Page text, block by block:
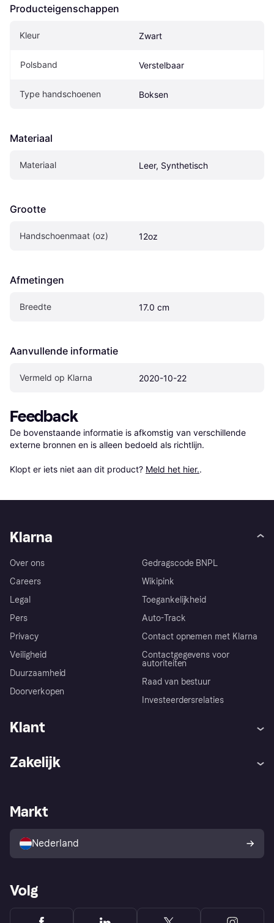
Producteigenschappen
Kleur Zwart
Polsband Verstelbaar
Type handschoenen Boksen
Materiaal
Materiaal Leer, Synthetisch
Grootte
Handschoenmaat (oz) 12oz
Afmetingen
Breedte 17.0 cm
Aanvullende informatie
Vermeld op Klarna 2020-10-22
Feedback
De bovenstaande informatie is afkomstig van verschillende
externe bronnen en is alleen bedoeld als richtlijn.
Klopt er iets niet aan dit product? Meld het hier..
Klarna
Over ons
Careers
Legal
Pers
Privacy
Veiligheid
Duurzaamheid
Doorverkopen
Gedragscode BNPL
Wikipink
Toegankelijkheid
Auto-Track
Contact opnemen met Klarna
Contactgegevens voor
autoriteiten
Raad van bestuur
Investeerdersrelaties
Klant
Winkeloverzicht
Kopersbescherming voor
consumenten
Zakelijk
Zakelijke login
Markt
Nederland
Volg